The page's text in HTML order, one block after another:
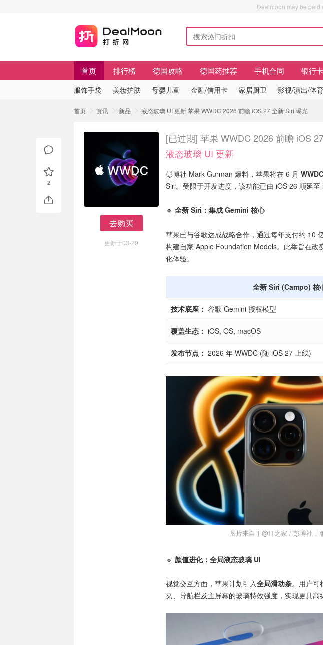
Dealmoon may be paid
首页 排行榜 德国攻略 德国药推荐 手机合同 银行
服饰手袋 美妆护肤 母婴儿童 金融/信用卡 家居厨卫 影视/演出/体
首页 资讯 新品 液态玻璃 UI 更新 苹果 WWDC 2026 前瞻 iOS 27 全新 Siri 曝光
去购买
更新于03-29
[已过期] 苹果 WWDC 2026 前瞻 iOS
液态玻璃 UI 更新
彭博社 Mark Gurman 爆料，苹果将在 6 月
Siri。受限于开发进度，该功能已由 iOS 26 顺延至
🔹 全新 Siri：集成 Gemini 核心
苹果已与谷歌达成战略合作，通过每年支付约 10
构建自家 Apple Foundation Models。此举旨在改
化体验。
全新 Siri (Campo) 核
技术底座： 谷歌 Gemini 授权模型
覆盖生态： iOS, OS, macOS
发布节点： 2026 年 WWDC (随 iOS 27 上线)
图片来自于@IT之家 / 彭博社，
🔹 颜值进化：全局液态玻璃 UI
视觉交互方面，苹果计划引入全局滑动条。用户可
夹、导航栏及主屏幕的玻璃特效强度，实现更具高
2